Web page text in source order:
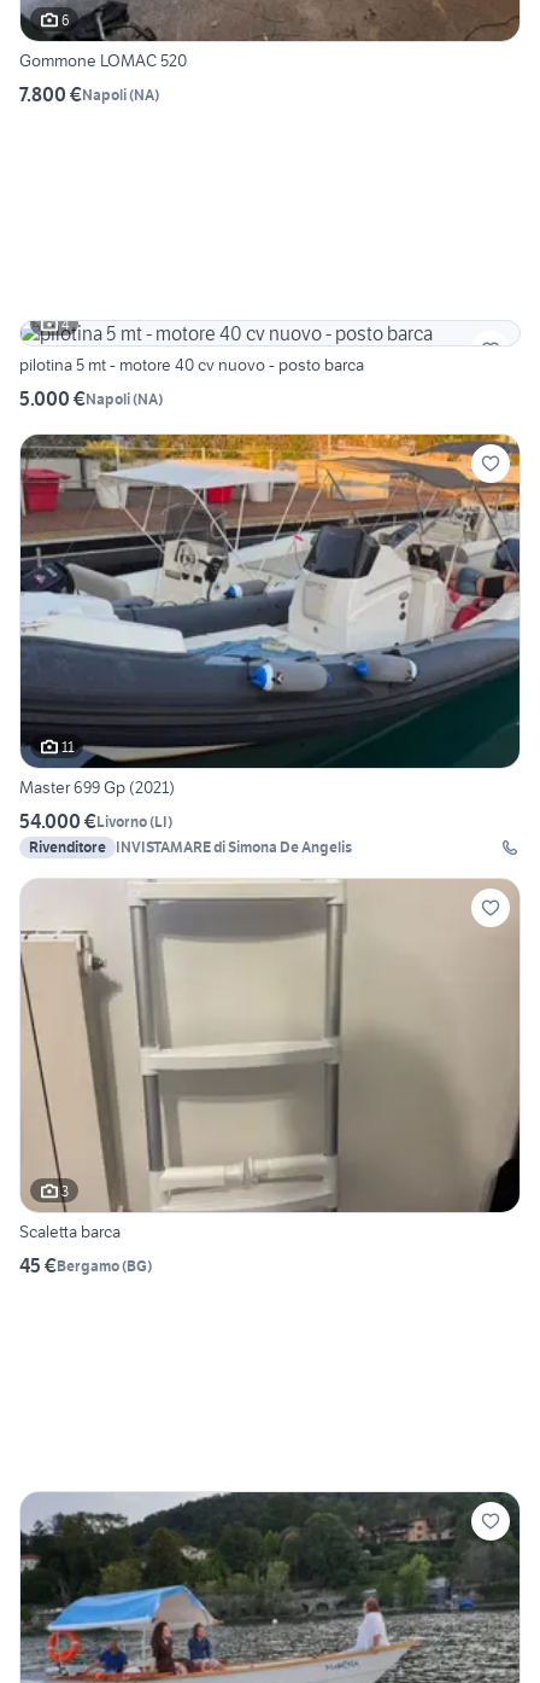
6
Gommone LOMAC 520
7.800 €Napoli(NA)
4
pilotina 5 mt - motore 40 cv nuovo - posto barca
5.000 €Napoli(NA)
11
Master 699 Gp (2021)
54.000 €Livorno(LI)
Rivenditore INVISTAMARE di Simona De Angelis
3
Scaletta barca
45 €Bergamo(BG)